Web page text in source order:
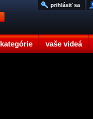
kategórie vaše videá
prihlásiť sa